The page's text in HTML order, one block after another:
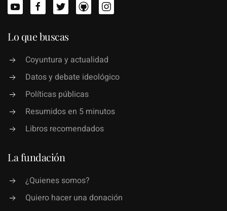
Lo que buscas
Coyuntura y actualidad
Datos y debate ideológico
Políticas públicas
Resumidos en 5 minutos
Libros recomendados
La fundación
¿Quienes somos?
Quiero hacer una donación